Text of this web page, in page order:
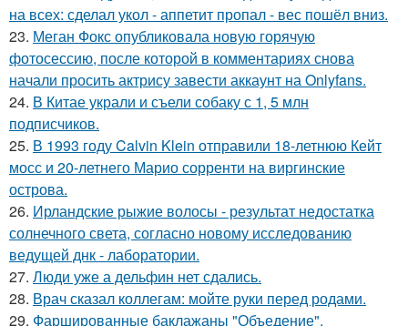
на всех: сделал укол - аппетит пропал - вес пошёл вниз.
23. Меган Фокс опубликовала новую горячую
фотосессию, после которой в комментариях снова
начали просить актрису завести аккаунт на Onlyfans.
24. В Китае украли и съели собаку с 1, 5 млн
подписчиков.
25. В 1993 году Calvin Klein отправили 18-летнюю Кейт
мосс и 20-летнего Марио сорренти на виргинские
острова.
26. Ирландские рыжие волосы - результат недостатка
солнечного света, согласно новому исследованию
ведущей днк - лаборатории.
27. Люди уже а дельфин нет сдались.
28. Врач сказал коллегам: мойте руки перед родами.
29. Фаршированные баклажаны "Объедение".